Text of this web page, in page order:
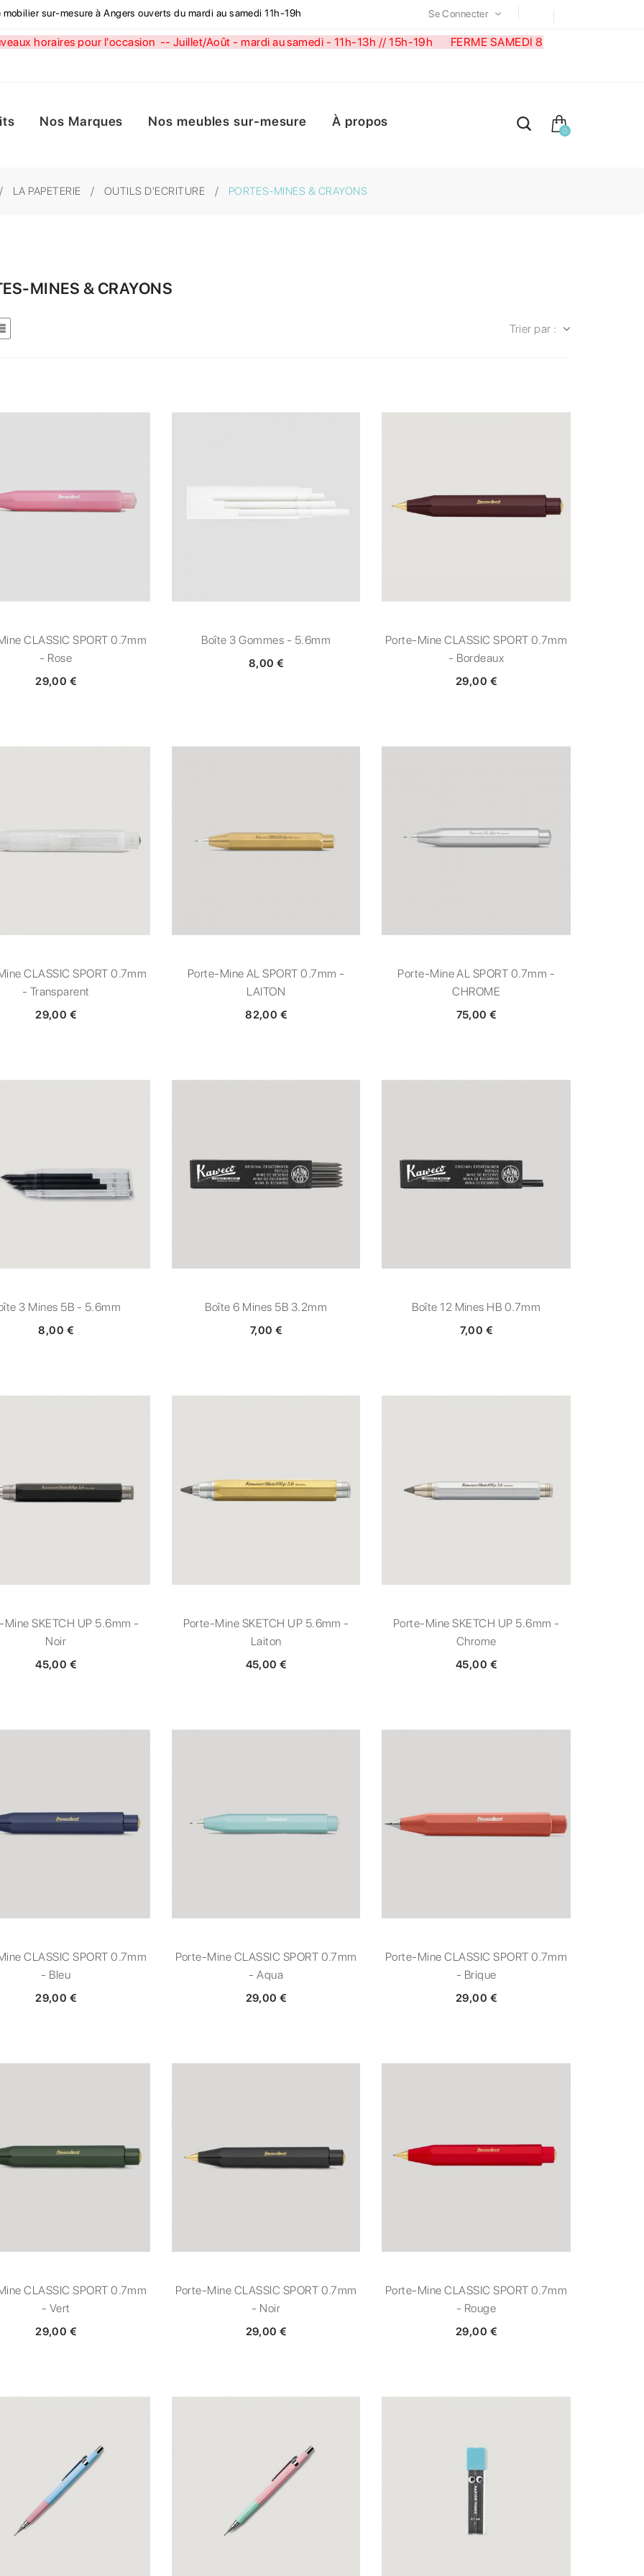
sur-mesure à Angers ouverts du mardi au samedi 11h-19h Se Connecter
horaires pour l'occasion -- Juillet/Août - mardi au samedi - 11h-13h // 15h-19h FERME SAMEDI 8
Nos Marques Nos meubles sur-mesure À propos
0
LA PAPETERIE OUTILS D'ECRITURE PORTES-MINES & CRAYONS
MINES & CRAYONS
Trier par :
CLASSIC SPORT 0.7mm
- Rose
29,00 €
Boîte 3 Gommes - 5.6mm
8,00 €
Porte-Mine CLASSIC SPORT 0.7mm
- Bordeaux
29,00 €
CLASSIC SPORT 0.7mm
- Transparent
29,00 €
Porte-Mine AL SPORT 0.7mm -
LAITON
82,00 €
Porte-Mine AL SPORT 0.7mm -
CHROME
75,00 €
3 Mines 5B - 5.6mm
8,00 €
Boîte 6 Mines 5B 3.2mm
7,00 €
Boîte 12 Mines HB 0.7mm
7,00 €
Mine SKETCH UP 5.6mm -
Noir
45,00 €
Porte-Mine SKETCH UP 5.6mm -
Laiton
45,00 €
Porte-Mine SKETCH UP 5.6mm -
Chrome
45,00 €
CLASSIC SPORT 0.7mm
- Bleu
29,00 €
Porte-Mine CLASSIC SPORT 0.7mm
- Aqua
29,00 €
Porte-Mine CLASSIC SPORT 0.7mm
- Brique
29,00 €
CLASSIC SPORT 0.7mm
- Vert
29,00 €
Porte-Mine CLASSIC SPORT 0.7mm
- Noir
29,00 €
Porte-Mine CLASSIC SPORT 0.7mm
- Rouge
29,00 €